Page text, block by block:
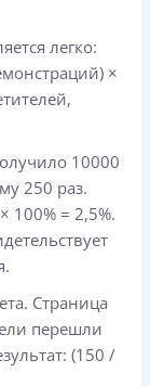
легко:
×
10000
250 раз.
100% = 2,5%.
Страница
перешли
(150 /